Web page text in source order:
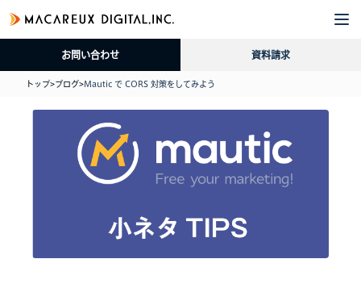
お問い合わせ 資料請求
トップ>ブログ>Mautic で CORS 対策をしてみよう